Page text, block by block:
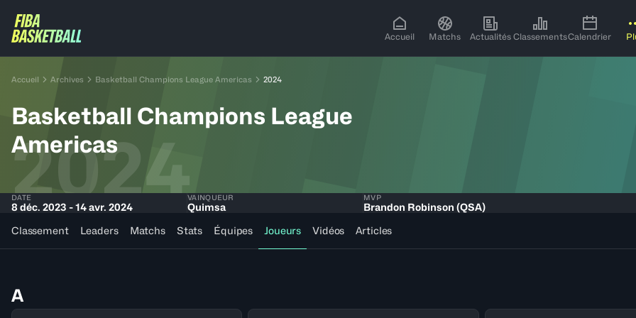
Accueil Matchs Actualités ClassementsCalendrier
Accueil Archives Basketball Champions League Americas 2024
Basketball Champions League
Americas
2024
DATE
8 déc. 2023 - 14 avr. 2024
VAINQUEUR
Quimsa
MVP
Brandon Robinson (QSA)
Classement
Leaders Matchs Stats Équipes Joueurs Vidéos Articles
A